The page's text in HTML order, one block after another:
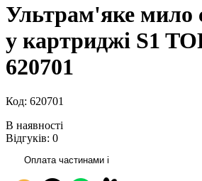
Ультрам'яке мило
у картриджі S1
620701
Код: 620701
В наявності
Відгуків: 0
Оплата частинами i